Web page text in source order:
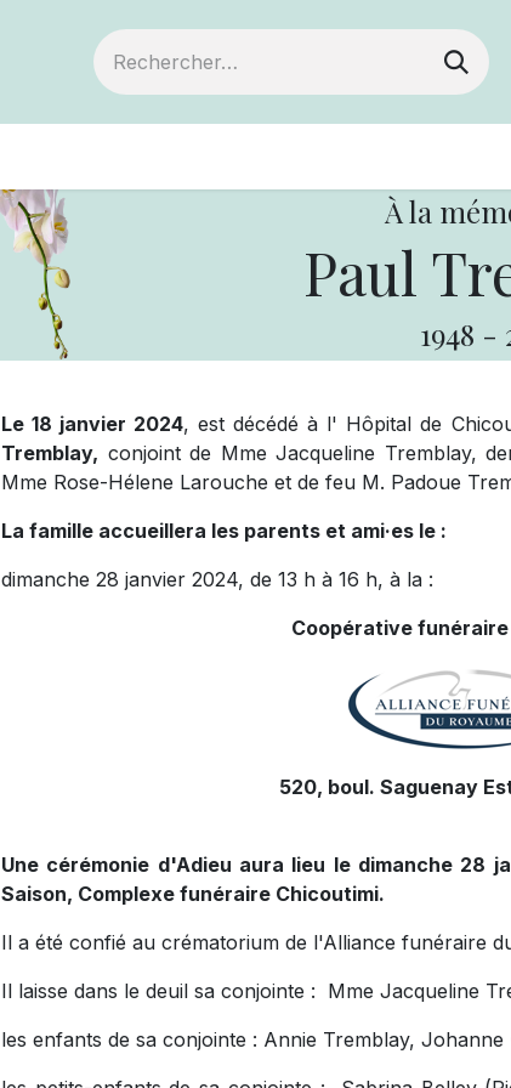
À la
Paul
1948 -
Le 18 janvier 2024, est décédé à l' Hôpital de
Tremblay, conjoint de Mme Jacqueline Tremblay,
Mme Rose-Hélene Larouche et de feu M. Padoue
La famille accueillera les parents et ami·es le :
dimanche 28 janvier 2024, de 13 h à 16 h, à la :
Coopérative
520, boul. Saguenay
Une cérémonie d'Adieu aura lieu le dimanche 28
Saison, Complexe funéraire Chicoutimi.
Il a été confié au crématorium de l'Alliance funéraire
Il laisse dans le deuil sa conjointe : Mme Jacqueline
les enfants de sa conjointe : Annie Tremblay,